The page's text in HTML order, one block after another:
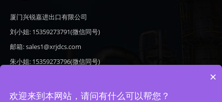
厦门兴锐嘉进出口有限公司
刘小姐: 15359273791(微信同号)
邮箱: sales1@xrjdcs.com
朱小姐: 15359273796(微信同号)
地址: 厦门市翔安区新澳路510号海峡现代城A座6楼609
×
欢迎来到本网站，请问有什么可以帮您？